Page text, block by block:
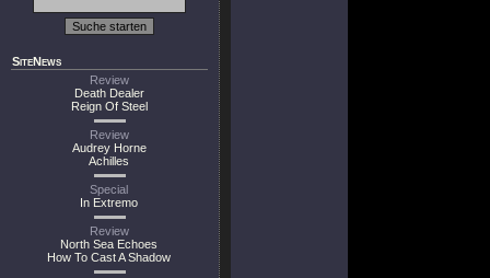
SiteNews
Review
Death Dealer
Reign Of Steel
Review
Audrey Horne
Achilles
Special
In Extremo
Review
North Sea Echoes
How To Cast A Shadow